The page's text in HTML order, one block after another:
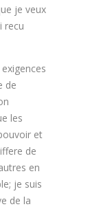
je veux
recu
de
les
et
de
en
je suis
de la